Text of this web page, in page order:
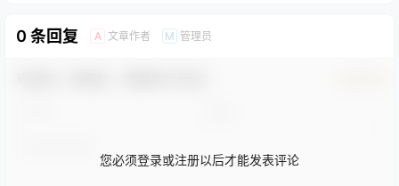
0 条回复 A 文章作者 M 管理员
您必须登录或注册以后才能发表评论